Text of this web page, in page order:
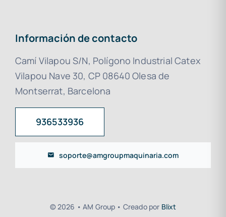
Información de contacto
Camí Vilapou S/N, Polígono Industrial Catex
Vilapou Nave 30, CP 08640 Olesa de
Montserrat, Barcelona
936533936
soporte@amgroupmaquinaria.com
© 2026 • AM Group • Creado por Blixt